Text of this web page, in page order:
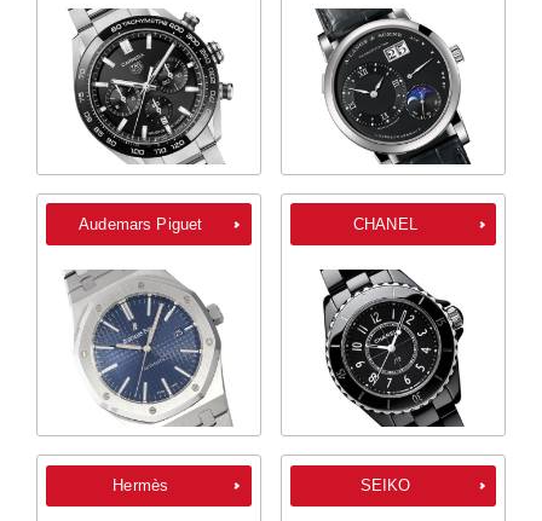
Audemars Piguet CHANEL
Hermès SEIKO